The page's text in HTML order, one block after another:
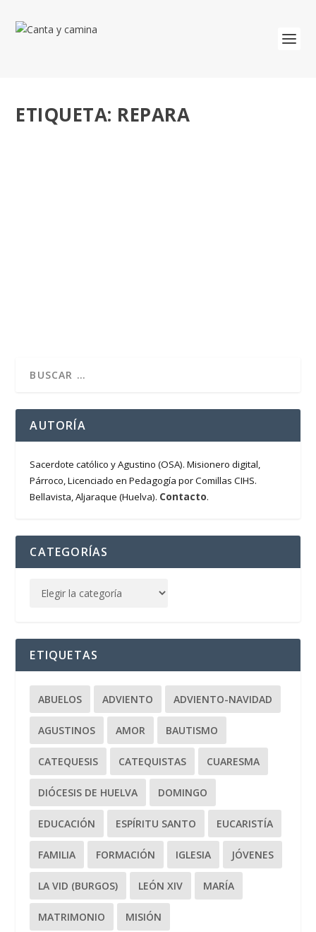
ETIQUETA: REPARA
AUTORÍA
Sacerdote católico y Agustino (OSA). Misionero digital,
Párroco, Licenciado en Pedagogía por Comillas CIHS.
Bellavista, Aljaraque (Huelva). Contacto.
CATEGORÍAS
ETIQUETAS
ABUELOS ADVIENTO ADVIENTO-NAVIDAD
AGUSTINOS AMOR BAUTISMO
CATEQUESIS CATEQUISTAS CUARESMA
DIÓCESIS DE HUELVA DOMINGO
EDUCACIÓN ESPÍRITU SANTO EUCARISTÍA
FAMILIA FORMACIÓN IGLESIA JÓVENES
LA VID (BURGOS) LEÓN XIV MARÍA
MATRIMONIO MISIÓN